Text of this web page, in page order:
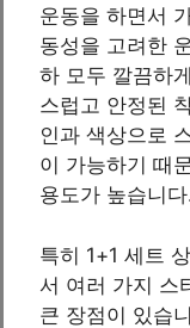
운동을 하면서
동성을 고려한
하 모두 깔끔하
스럽고 안정된
인과 색상으로
이 가능하기 때
용도가 높습니
특히 1+1 세트
서 여러 가지 스
큰 장점이 있습